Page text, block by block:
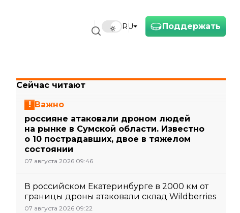
Поддержать
RU
Сейчас читают
Важно
россияне атаковали дроном людей
на рынке в Сумской области. Известно
о 10 пострадавших, двое в тяжелом
состоянии
07 августа 2026 09:46
В российском Екатеринбурге в 2000 км от
границы дроны атаковали склад Wildberries
07 августа 2026 09:22